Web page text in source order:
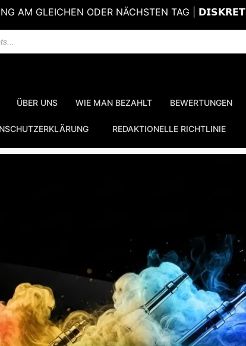
AM GLEICHEN ODER NÄCHSTEN TAG | 𝗗𝗜𝗦𝗞𝗥𝗘𝗧 |
ÜBER UNS WIE MAN BEZAHLT BEWERTUNGEN
REDAKTIONELLE RICHTLINIE